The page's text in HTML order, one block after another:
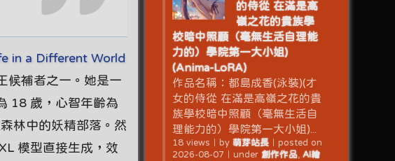
in a Different World
候補者之一。她是一
18 歲，心智年齡為
林中的妖精部落。然
模型直接生成，效
的侍從 在滿是高
嶺之花的貴族學
校暗中照顧（毫無生活自理能
力的）學院第一大小姐)
(Anima-LoRA)
作品名稱：都島成香(泳裝)(才
女的侍從 在滿是高嶺之花的貴
族學校暗中照顧（毫無生活自
理能力的）學院第一大小姐)...
18 views by 萌芽站長｜ posted on
2026-08-07
under 創作作品, AI繪